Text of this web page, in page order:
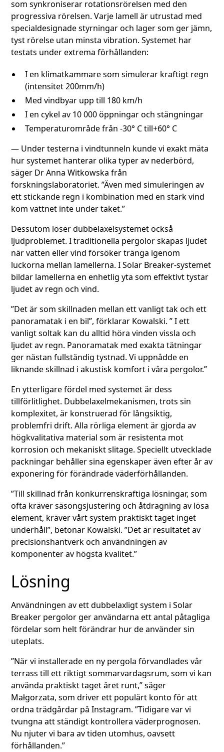
som synkroniserar rotationsrörelsen med den
progressiva rörelsen. Varje lamell är utrustad med
specialdesignade styrningar och lager som ger jämn,
tyst rörelse utan minsta vibration. Systemet har
testats under extrema förhållanden:
I en klimatkammare som simulerar kraftigt regn
(intensitet 200mm/h)
Med vindbyar upp till 180 km/h
I en cykel av 10 000 öppningar och stängningar
Temperaturområde från -30° C till+60° C
— Under testerna i vindtunneln kunde vi exakt mäta
hur systemet hanterar olika typer av nederbörd,
säger Dr Anna Witkowska från
forskningslaboratoriet. ”Även med simuleringen av
ett stickande regn i kombination med en stark vind
kom vattnet inte under taket.”
Dessutom löser dubbelaxelsystemet också
ljudproblemet. I traditionella pergolor skapas ljudet
när vatten eller vind försöker tränga igenom
luckorna mellan lamellerna. I Solar Breaker-systemet
bildar lamellerna en enhetlig yta som effektivt tystar
ljudet av regn och vind.
”Det är som skillnaden mellan ett vanligt tak och ett
panoramatak i en bil”, förklarar Kowalski. ” I ett
vanligt soltak kan du alltid höra vinden vissla och
ljudet av regn. Panoramatak med exakta tätningar
ger nästan fullständig tystnad. Vi uppnådde en
liknande skillnad i akustisk komfort i våra pergolor.”
En ytterligare fördel med systemet är dess
tillförlitlighet. Dubbelaxelmekanismen, trots sin
komplexitet, är konstruerad för långsiktig,
problemfri drift. Alla rörliga element är gjorda av
högkvalitativa material som är resistenta mot
korrosion och mekaniskt slitage. Speciellt utvecklade
packningar behåller sina egenskaper även efter år av
exponering för förändrade väderförhållanden.
”Till skillnad från konkurrenskraftiga lösningar, som
ofta kräver säsongsjustering och åtdragning av lösa
element, kräver vårt system praktiskt taget inget
underhåll”, betonar Kowalski. ”Det är resultatet av
precisionshantverk och användningen av
komponenter av högsta kvalitet.”
Lösning
Användningen av ett dubbelaxligt system i Solar
Breaker pergolor ger användarna ett antal påtagliga
fördelar som helt förändrar hur de använder sin
uteplats.
”När vi installerade en ny pergola förvandlades vår
terrass till ett riktigt sommarvardagsrum, som vi kan
använda praktiskt taget året runt,” säger
Małgorzata, som driver ett populärt konto för att
ordna trädgårdar på Instagram. ”Tidigare var vi
tvungna att ständigt kontrollera väderprognosen.
Nu njuter vi bara av tiden utomhus, oavsett
förhållanden.”